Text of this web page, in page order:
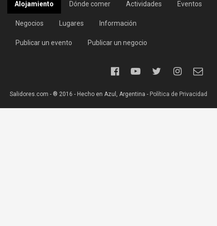
Alojamiento Dónde comer Actividades Eventos
Negocios Lugares Información
Publicar un evento Publicar un negocio
Salidores.com - ® 2016 - Hecho en Azul, Argentina - Política de Privacidad